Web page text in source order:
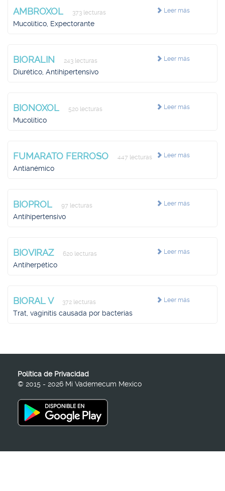
Leer más
AMBROXOL 373 lecturas
Mucolítico, Expectorante
Leer más
BIORALIN 243 lecturas
Diurético, Antihipertensivo
Leer más
BIONOXOL 520 lecturas
Mucolítico
Leer más
FUMARATO FERROSO 447 lecturas
Antianémico
Leer más
BIOPROL 97 lecturas
Antihipertensivo
Leer más
BIOVIRAZ 620 lecturas
Antiherpético
Leer más
BIORAL V 372 lecturas
Trat, vaginitis causada por bacterias
Política de Privacidad
© 2015 - 2026 Mi Vademecum Mexico